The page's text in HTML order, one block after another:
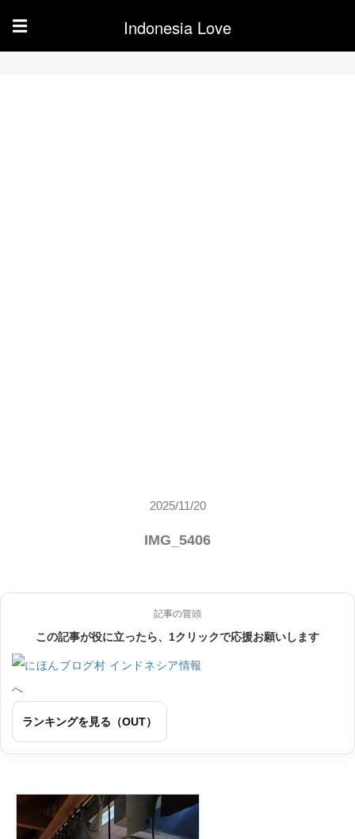
☰ Indonesia Love
2025/11/20
IMG_5406
記事の冒頭
この記事が役に立ったら、1クリックで応援お願いします
ランキングを見る（OUT）